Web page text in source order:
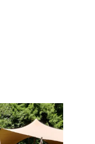
Over ons